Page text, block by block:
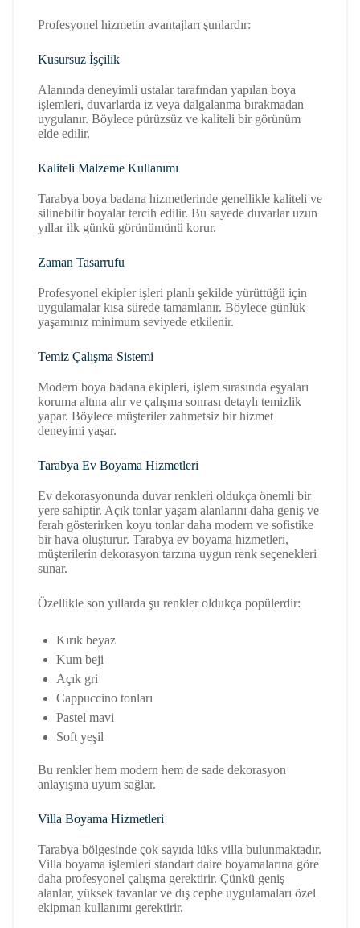
Profesyonel hizmetin avantajları şunlardır:
Kusursuz İşçilik
Alanında deneyimli ustalar tarafından yapılan boya
işlemleri, duvarlarda iz veya dalgalanma bırakmadan
uygulanır. Böylece pürüzsüz ve kaliteli bir görünüm
elde edilir.
Kaliteli Malzeme Kullanımı
Tarabya boya badana hizmetlerinde genellikle kaliteli ve
silinebilir boyalar tercih edilir. Bu sayede duvarlar uzun
yıllar ilk günkü görünümünü korur.
Zaman Tasarrufu
Profesyonel ekipler işleri planlı şekilde yürüttüğü için
uygulamalar kısa sürede tamamlanır. Böylece günlük
yaşamınız minimum seviyede etkilenir.
Temiz Çalışma Sistemi
Modern boya badana ekipleri, işlem sırasında eşyaları
koruma altına alır ve çalışma sonrası detaylı temizlik
yapar. Böylece müşteriler zahmetsiz bir hizmet
deneyimi yaşar.
Tarabya Ev Boyama Hizmetleri
Ev dekorasyonunda duvar renkleri oldukça önemli bir
yere sahiptir. Açık tonlar yaşam alanlarını daha geniş ve
ferah gösterirken koyu tonlar daha modern ve sofistike
bir hava oluşturur. Tarabya ev boyama hizmetleri,
müşterilerin dekorasyon tarzına uygun renk seçenekleri
sunar.
Özellikle son yıllarda şu renkler oldukça popülerdir:
Kırık beyaz
Kum beji
Açık gri
Cappuccino tonları
Pastel mavi
Soft yeşil
Bu renkler hem modern hem de sade dekorasyon
anlayışına uyum sağlar.
Villa Boyama Hizmetleri
Tarabya bölgesinde çok sayıda lüks villa bulunmaktadır.
Villa boyama işlemleri standart daire boyamalarına göre
daha profesyonel çalışma gerektirir. Çünkü geniş
alanlar, yüksek tavanlar ve dış cephe uygulamaları özel
ekipman kullanımı gerektirir.